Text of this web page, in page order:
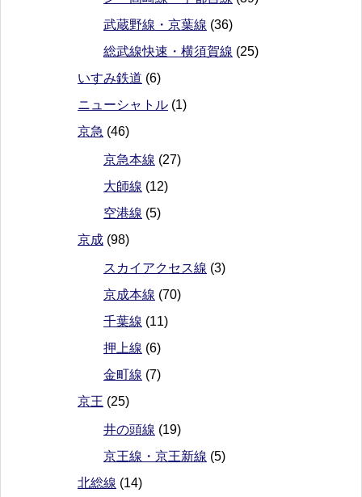
武蔵野線・京葉線 (36)
総武線快速・横須賀線 (25)
いすみ鉄道 (6)
ニューシャトル (1)
京急 (46)
京急本線 (27)
大師線 (12)
空港線 (5)
京成 (98)
スカイアクセス線 (3)
京成本線 (70)
千葉線 (11)
押上線 (6)
金町線 (7)
京王 (25)
井の頭線 (19)
京王線・京王新線 (5)
北総線 (14)